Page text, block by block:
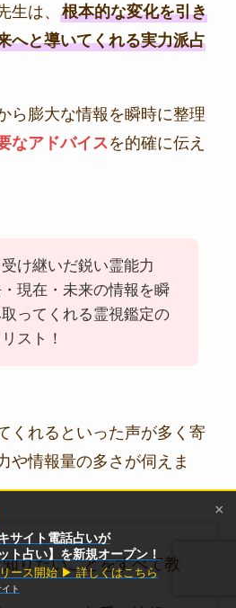
生は、
根本的な変化を引き
へと導いてくれる実力派占
ら膨大な情報を瞬時に整理
なアドバイスを的確に伝え
け継いだ鋭い霊能力
現在・未来の情報を瞬
ってくれる霊視鑑定の
スト！
くれるといった声が多く寄
や情報量の多さが伺えま
りたいことをすべて教
サイト電話占いが
ト占い】を新規オープン！
ース開始 ▶ 詳しくはこちら
ト
×